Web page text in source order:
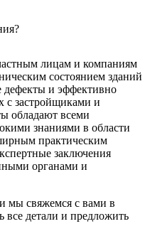
лицам и компаниям
состоянием зданий
дефекты и эффективно
с застройщиками и
обладают всеми
знаниями в области
практическим
заключения
органами и
мы свяжемся с вами в
все детали и предложить